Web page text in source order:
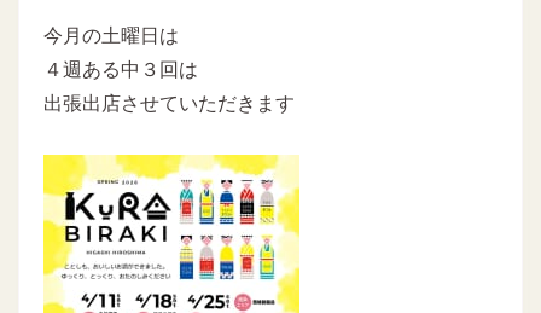
今月の土曜日は
４週ある中３回は
出張出店させていただきます